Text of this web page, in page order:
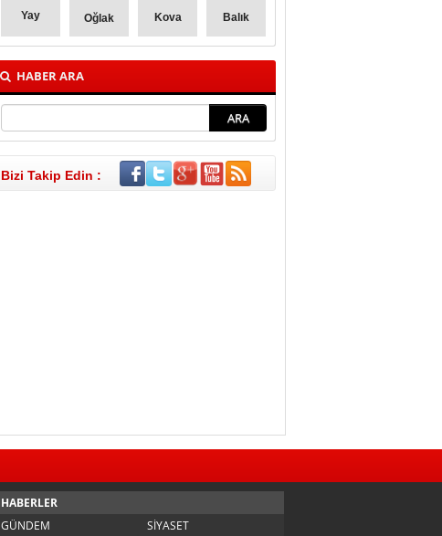
Yay Oğlak Kova Balık
HABER ARA
Bizi Takip Edin :
HABERLER
GÜNDEM
SİYASET